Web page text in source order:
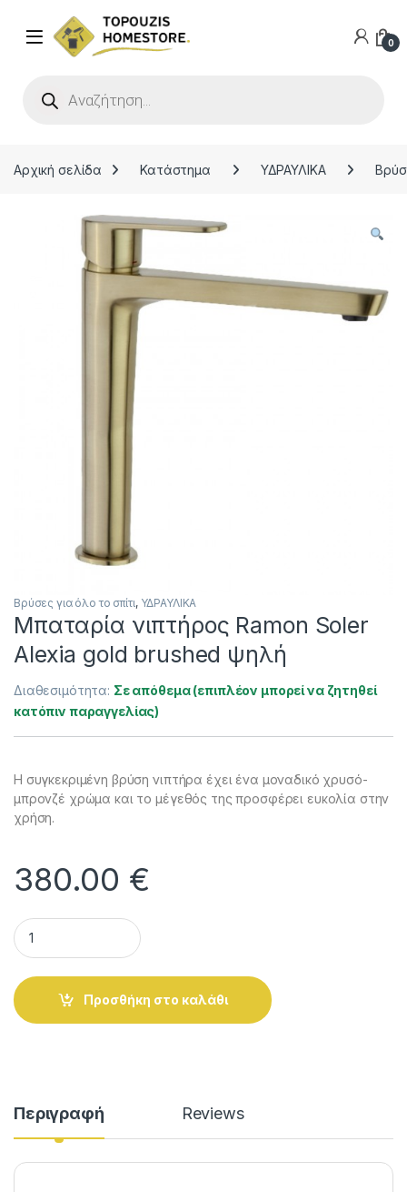
0
Αρχική σελίδα Κατάστημα ΥΔΡΑΥΛΙΚΑ
Βρύσες για όλο το σπίτι, ΥΔΡΑΥΛΙΚΑ
Μπαταρία νιπτήρος Ramon Soler
Alexia gold brushed ψηλή
Διαθεσιμότητα: Σε απόθεμα (επιπλέον μπορεί να ζητηθεί
κατόπιν παραγγελίας)
Η συγκεκριμένη βρύση νιπτήρα έχει ένα μοναδικό χρυσό-
μπρονζέ χρώμα και το μέγεθός της προσφέρει ευκολία στην
χρήση.
380.00 €
Μπαταρία νιπτήρος Ramon Soler Alexia gold brushed ψηλή
Προσθήκη στο καλάθι
Περιγραφή Reviews